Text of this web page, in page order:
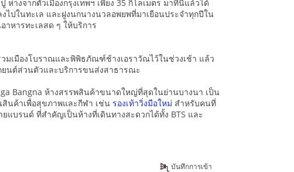
างจากตัวเมืองกรุงเทพฯ เพียง 35 กิโลเมตร มาที่นี่แล้วได้
ปในทะเล และฝูงนกนางนวลอพยพที่มาเยือนประจำทุกปีใน
หารทะเลสด ๆ ให้บริการ
มเมืองโบราณและพิพิธภัณฑ์ช้างเอราวัณไว้ในช่วงเช้า แล้ว
ยนต์ส่วนตัวและบริการขนส่งสาธารณะ
Bangna ห้างสรรพสินค้าขนาดใหญ่ที่สุดในย่านบางนา เป็น
นค้าเพื่อสุขภาพและกีฬา เช่น รองเท้าวิ่งมือใหม่ สำหรับคนที่
แบรนด์ ที่สำคัญเป็นห้างที่เดินทางสะดวกได้ทั้ง BTS และ
บันทึกการเข้า